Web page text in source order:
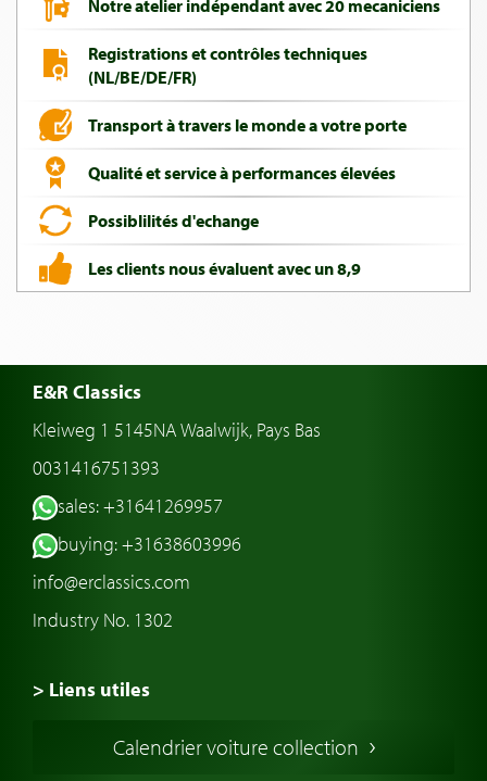
Notre atelier indépendant avec 20 mecaniciens
Registrations et contrôles techniques
(NL/BE/DE/FR)
Transport à travers le monde a votre porte
Qualité et service à performances élevées
Possiblilités d'echange
Les clients nous évaluent avec un 8,9
E&R Classics
Kleiweg 1 5145NA Waalwijk, Pays Bas
0031416751393
sales: +31641269957
buying: +31638603996
info@erclassics.com
Industry No. 1302
> Liens utiles
Voiture Collection Europe
Calendrier voiture collection